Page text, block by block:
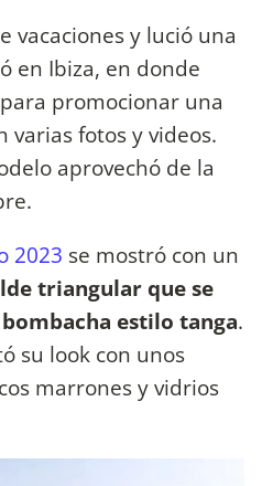
vacaciones y lució una
en Ibiza, en donde
promocionar una
varias fotos y videos.
aprovechó de la
2023 se mostró con un
triangular que se
estilo tanga.
su look con unos
marrones y vidrios